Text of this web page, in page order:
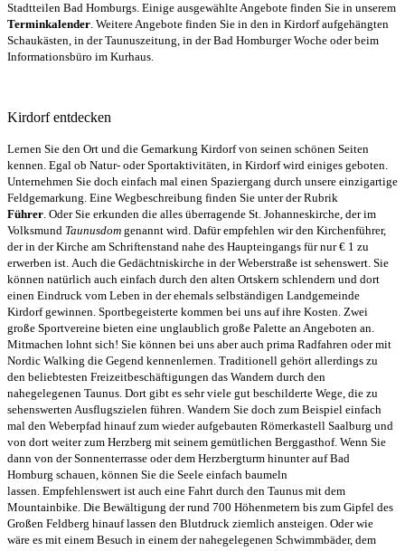
Stadtteilen Bad Homburgs. Einige ausgewählte Angebote finden Sie in unserem
Terminkalender. Weitere Angebote finden Sie in den in Kirdorf aufgehängten
Schaukästen, in der Taunuszeitung, in der Bad Homburger Woche oder beim
Informationsbüro im Kurhaus.
Kirdorf entdecken
Lernen Sie den Ort und die Gemarkung Kirdorf von seinen schönen Seiten
kennen. Egal ob Natur- oder Sportaktivitäten, in Kirdorf wird einiges geboten.
Unternehmen Sie doch einfach mal einen Spaziergang durch unsere einzigartige
Feldgemarkung. Eine Wegbeschreibung finden Sie unter der Rubrik
Führer. Oder Sie erkunden die alles überragende St. Johanneskirche, der im
Volksmund Taunusdom genannt wird. Dafür empfehlen wir den Kirchenführer,
der in der Kirche am Schriftenstand nahe des Haupteingangs für nur € 1 zu
erwerben ist. Auch die Gedächtniskirche in der Weberstraße ist sehenswert. Sie
können natürlich auch einfach durch den alten Ortskern schlendern und dort
einen Eindruck vom Leben in der ehemals selbständigen Landgemeinde
Kirdorf gewinnen. Sportbegeisterte kommen bei uns auf ihre Kosten. Zwei
große Sportvereine bieten eine unglaublich große Palette an Angeboten an.
Mitmachen lohnt sich! Sie können bei uns aber auch prima Radfahren oder mit
Nordic Walking die Gegend kennenlernen. Traditionell gehört allerdings zu
den beliebtesten Freizeitbeschäftigungen das Wandern durch den
nahegelegenen Taunus. Dort gibt es sehr viele gut beschilderte Wege, die zu
sehenswerten Ausflugszielen führen. Wandern Sie doch zum Beispiel einfach
mal den Weberpfad hinauf zum wieder aufgebauten Römerkastell Saalburg und
von dort weiter zum Herzberg mit seinem gemütlichen Berggasthof. Wenn Sie
dann von der Sonnenterrasse oder dem Herzbergturm hinunter auf Bad
Homburg schauen, können Sie die Seele einfach baumeln
lassen. Empfehlenswert ist auch eine Fahrt durch den Taunus mit dem
Mountainbike. Die Bewältigung der rund 700 Höhenmetern bis zum Gipfel des
Großen Feldberg hinauf lassen den Blutdruck ziemlich ansteigen. Oder wie
wäre es mit einem Besuch in einem der nahegelegenen Schwimmbäder, dem